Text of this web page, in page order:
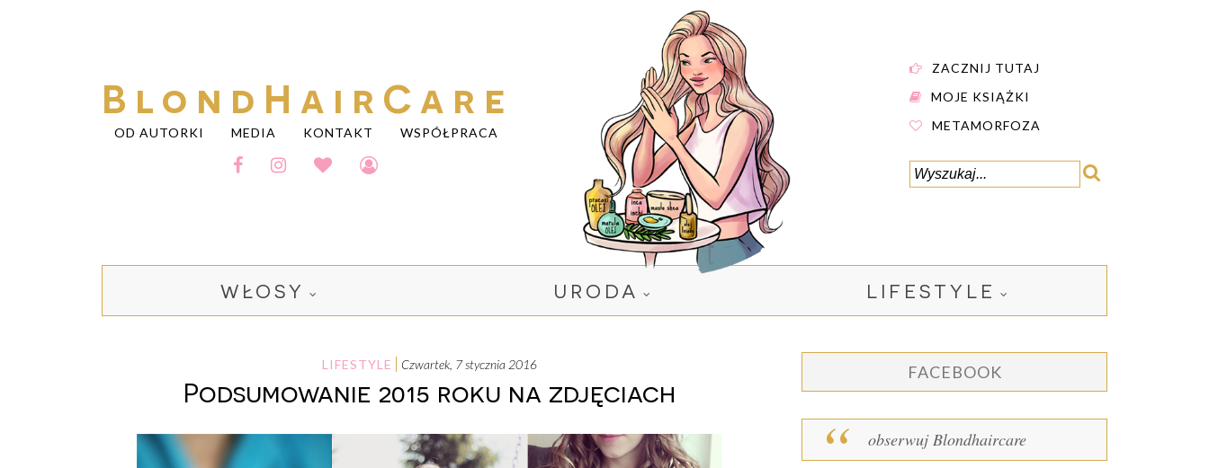
BlondHairCare
OD AUTORKI MEDIA KONTAKT WSPÓŁPRACA
ZACZNIJ TUTAJ
MOJE KSIĄŻKI
METAMORFOZA
WŁOSY URODA LIFESTYLE
LIFESTYLE czwartek, 7 stycznia 2016
Podsumowanie 2015 roku na zdjęciach
FACEBOOK
obserwuj Blondhaircare